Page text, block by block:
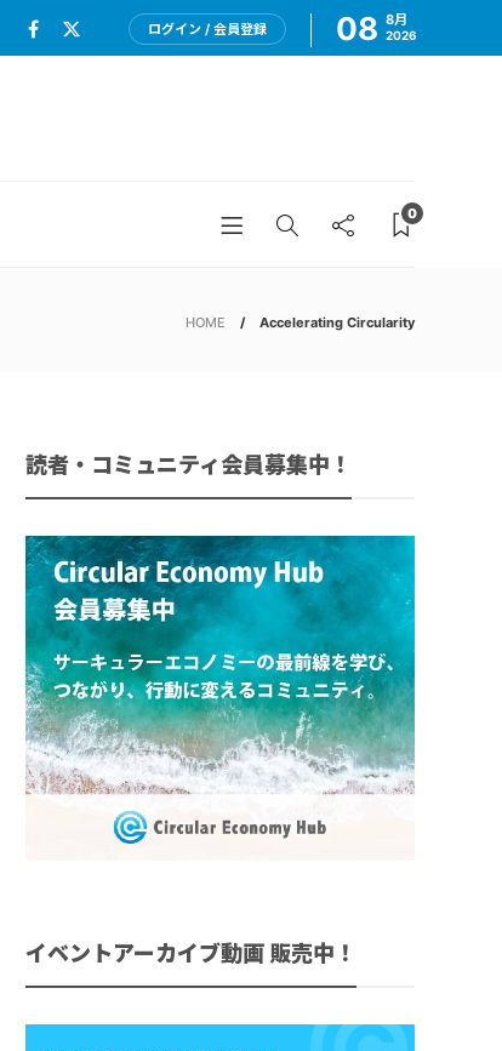
ログイン / 会員登録 08 8月
2026
0
HOME Accelerating Circularity
読者・コミュニティ会員募集中！
イベントアーカイブ動画 販売中！